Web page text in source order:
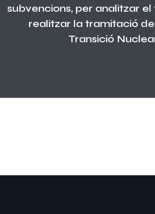
subvencions, per analitzar
realitzar la tramitació
Transició